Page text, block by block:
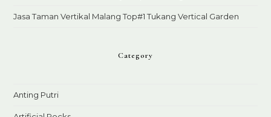
Jasa Taman Vertikal Malang Top#1 Tukang Vertical Garden
Category
Anting Putri